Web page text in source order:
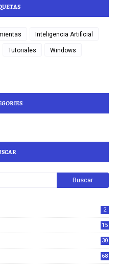
Inteligencia Artificial
Tutoriales Windows
2
15
30
68